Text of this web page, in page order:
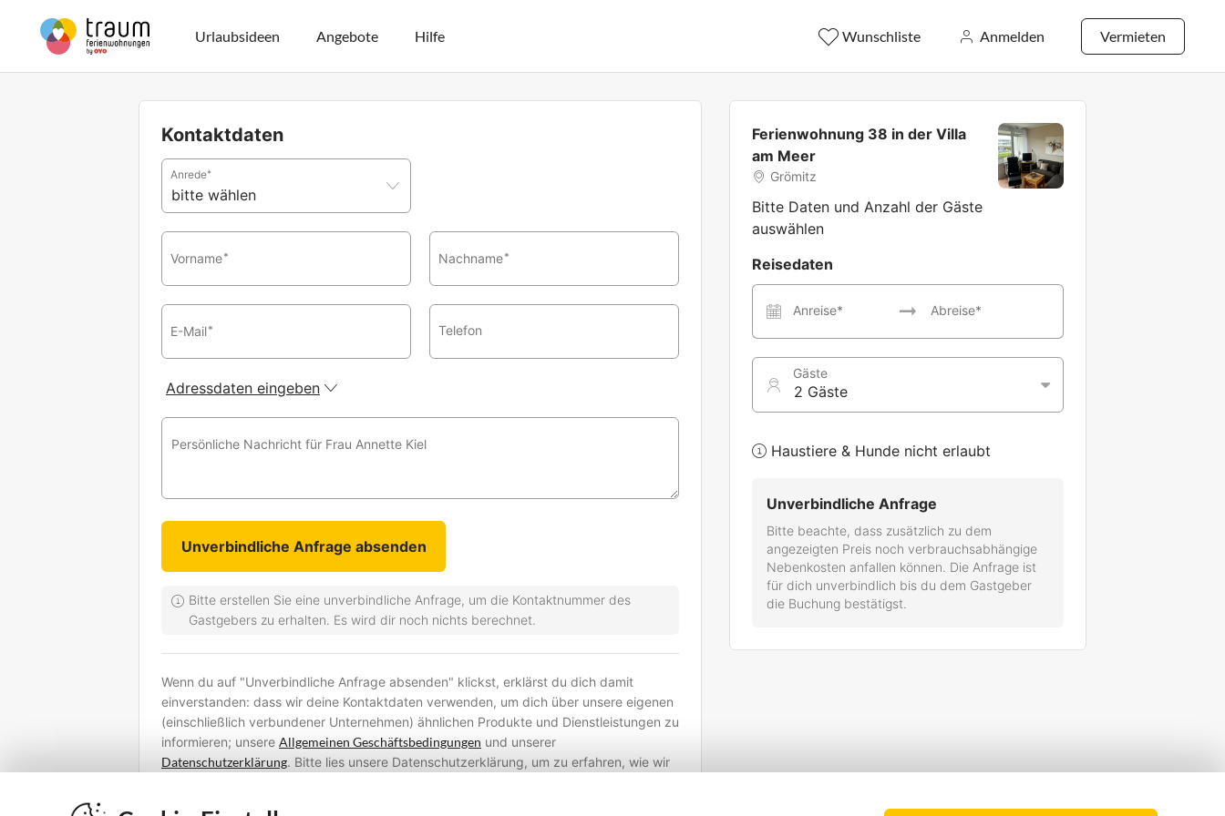
Urlaubsideen Angebote Hilfe Wunschliste Anmelden Vermieten
Kontaktdaten
Anrede*
Vorname* Nachname*
E-Mail* Telefon
Adressdaten eingeben
Persönliche Nachricht für Frau Annette Kiel
Bitte erstellen Sie eine unverbindliche Anfrage, um die Kontaktnummer des
Gastgebers zu erhalten. Es wird dir noch nichts berechnet.
Wenn du auf "Unverbindliche Anfrage absenden" klickst, erklärst du dich damit
einverstanden: dass wir deine Kontaktdaten verwenden, um dich über unsere eigenen
(einschließlich verbundener Unternehmen) ähnlichen Produkte und Dienstleistungen zu
informieren; unsere Allgemeinen Geschäftsbedingungen und unserer
Datenschutzerklärung. Bitte lies unsere Datenschutzerklärung, um zu erfahren, wie wir
Ferienwohnung 38 in der Villa
am Meer
Grömitz
Bitte Daten und Anzahl der Gäste
auswählen
Reisedaten
Anreise* Abreise*
Gäste
2 Gäste
Haustiere & Hunde nicht erlaubt
Unverbindliche Anfrage
Bitte beachte, dass zusätzlich zu dem
angezeigten Preis noch verbrauchsabhängige
Nebenkosten anfallen können. Die Anfrage ist
für dich unverbindlich bis du dem Gastgeber
die Buchung bestätigst.